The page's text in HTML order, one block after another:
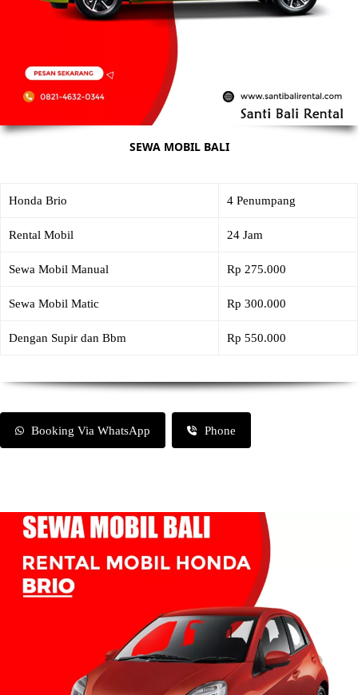
SEWA MOBIL BALI
Honda Brio 4 Penumpang
Rental Mobil 24 Jam
Sewa Mobil Manual Rp 275.000
Sewa Mobil Matic Rp 300.000
Dengan Supir dan Bbm Rp 550.000
Booking Via WhatsApp Phone